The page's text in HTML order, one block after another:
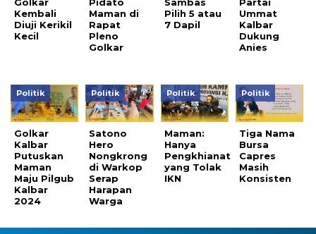
Kembali
Diuji Kerikil
Kecil
Maman di
Rapat
Pleno
Golkar
Pilih 5 atau
7 Dapil
Ummat
Kalbar
Dukung
Anies
Politik
Golkar
Kalbar
Putuskan
Maman
Maju Pilgub
Kalbar
2024
Politik
Satono
Hero
Nongkrong
di Warkop
Serap
Harapan
Warga
Politik
Maman:
Hanya
Pengkhianat
yang Tolak
IKN
Politik
Tiga Nama
Bursa
Capres
Masih
Konsisten